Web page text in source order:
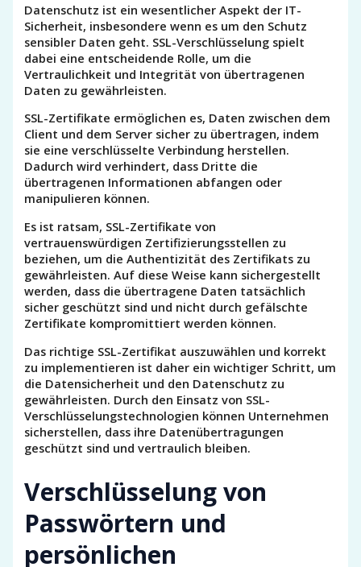
Datenschutz ist ein wesentlicher Aspekt der IT-
Sicherheit, insbesondere wenn es um den Schutz
sensibler Daten geht. SSL-Verschlüsselung spielt
dabei eine entscheidende Rolle, um die
Vertraulichkeit und Integrität von übertragenen
Daten zu gewährleisten.
SSL-Zertifikate ermöglichen es, Daten zwischen dem
Client und dem Server sicher zu übertragen, indem
sie eine verschlüsselte Verbindung herstellen.
Dadurch wird verhindert, dass Dritte die
übertragenen Informationen abfangen oder
manipulieren können.
Es ist ratsam, SSL-Zertifikate von
vertrauenswürdigen Zertifizierungsstellen zu
beziehen, um die Authentizität des Zertifikats zu
gewährleisten. Auf diese Weise kann sichergestellt
werden, dass die übertragene Daten tatsächlich
sicher geschützt sind und nicht durch gefälschte
Zertifikate kompromittiert werden können.
Das richtige SSL-Zertifikat auszuwählen und korrekt
zu implementieren ist daher ein wichtiger Schritt, um
die Datensicherheit und den Datenschutz zu
gewährleisten. Durch den Einsatz von SSL-
Verschlüsselungstechnologien können Unternehmen
sicherstellen, dass ihre Datenübertragungen
geschützt sind und vertraulich bleiben.
Verschlüsselung von
Passwörtern und
persönlichen